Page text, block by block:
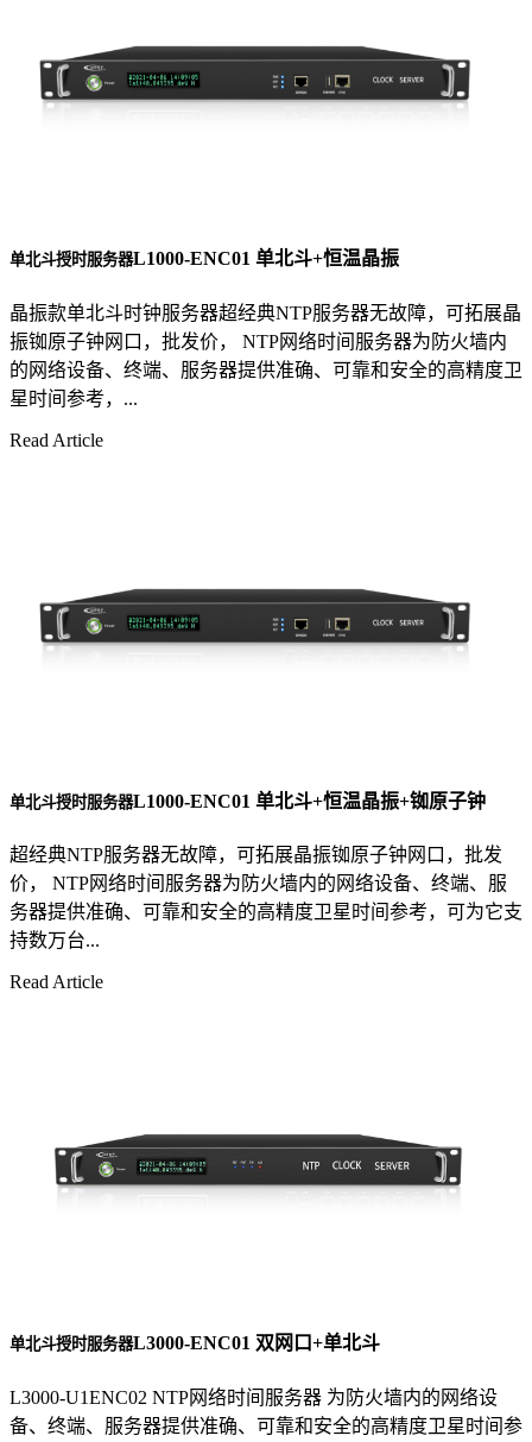
单北斗授时服务器L1000-ENC01 单北斗+恒温晶振
晶振款单北斗时钟服务器超经典NTP服务器无故障，可拓展晶
振铷原子钟网口，批发价， NTP网络时间服务器为防火墙内
的网络设备、终端、服务器提供准确、可靠和安全的高精度卫
星时间参考，...
Read Article
单北斗授时服务器L1000-ENC01 单北斗+恒温晶振+铷原子钟
超经典NTP服务器无故障，可拓展晶振铷原子钟网口，批发
价， NTP网络时间服务器为防火墙内的网络设备、终端、服
务器提供准确、可靠和安全的高精度卫星时间参考，可为它支
持数万台...
Read Article
单北斗授时服务器L3000-ENC01 双网口+单北斗
L3000-U1ENC02 NTP网络时间服务器 为防火墙内的网络设
备、终端、服务器提供准确、可靠和安全的高精度卫星时间参